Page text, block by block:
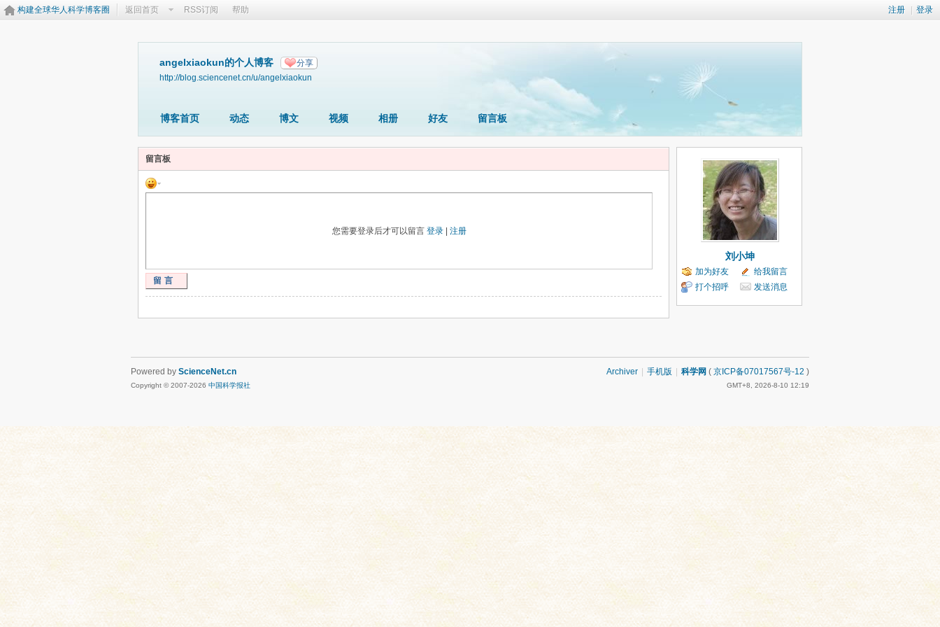
注册 登录
构建全球华人科学博客圈 返回首页 RSS订阅 帮助
angelxiaokun的个人博客 分享
http://blog.sciencenet.cn/u/angelxiaokun
博客首页 动态 博文 视频 相册 好友 留言板
留言板
您需要登录后才可以留言 登录| 注册
留言
刘小坤
加为好友
给我留言
打个招呼
发送消息
Archiver 手机版 科学网 ( 京ICP备07017567号-12 )
GMT+8, 2026-8-10 12:19
Powered by ScienceNet.cn
Copyright © 2007-2026 中国科学报社